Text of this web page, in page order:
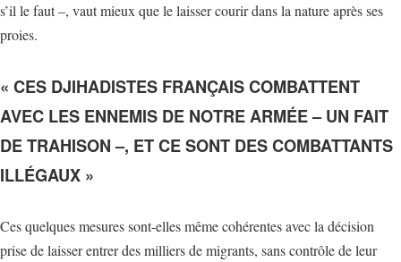
s’il le faut –, vaut mieux que le laisser courir dans la nature après ses
proies.
« CES DJIHADISTES FRANÇAIS COMBATTENT
AVEC LES ENNEMIS DE NOTRE ARMÉE – UN FAIT
DE TRAHISON –, ET CE SONT DES COMBATTANTS
ILLÉGAUX »
Ces quelques mesures sont-elles même cohérentes avec la décision
prise de laisser entrer des milliers de migrants, sans contrôle de leur